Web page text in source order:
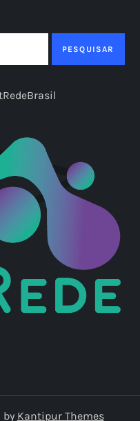
PESQUISAR
by Kantipur Themes